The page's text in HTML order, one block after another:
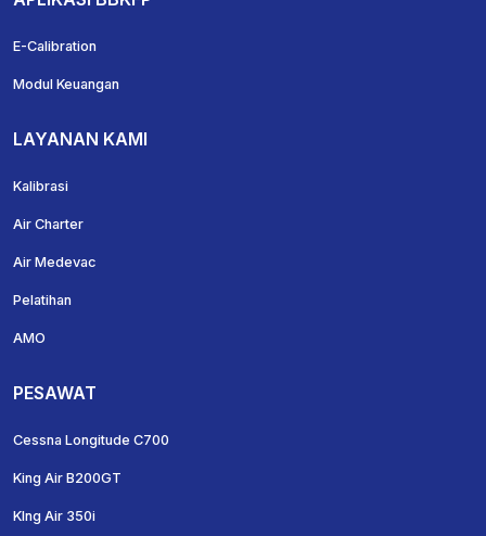
E-Calibration
Modul Keuangan
LAYANAN KAMI
Kalibrasi
Air Charter
Air Medevac
Pelatihan
AMO
PESAWAT
Cessna Longitude C700
King Air B200GT
KIng Air 350i